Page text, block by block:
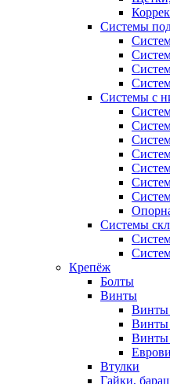
Системы
Системы с
Системы
Крепёж
Болты
Винты
Винты
Винты
Винты
Втулки
Гайки,